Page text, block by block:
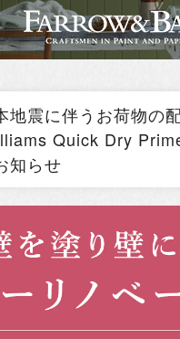
地震に伴うお荷物の
Quick Dry
知らせ